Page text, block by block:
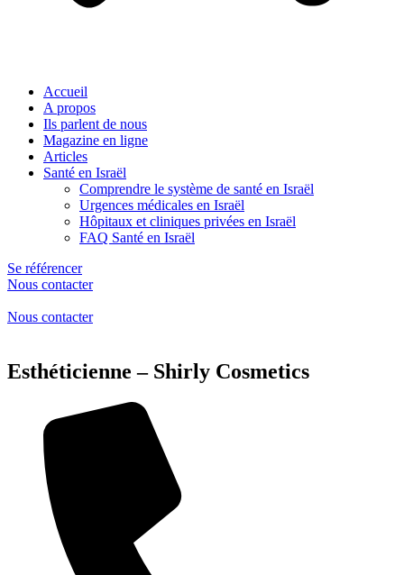
Accueil
A propos
Ils parlent de nous
Magazine en ligne
Articles
Santé en Israël
Comprendre le système de santé en Israël
Urgences médicales en Israël
Hôpitaux et cliniques privées en Israël
FAQ Santé en Israël
Se référencer
Nous contacter
Nous contacter
Esthéticienne – Shirly Cosmetics